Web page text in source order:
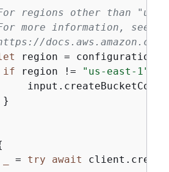
regions other than "us-
more information, see
docs.aws.amazon.com/
region =
if region != "us-east-1"
}
= try await